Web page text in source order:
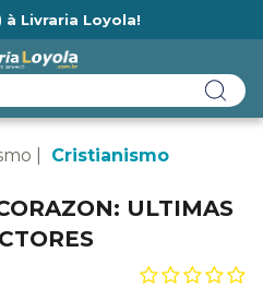
à Livraria Loyola!
Cristianismo
ULTIMAS